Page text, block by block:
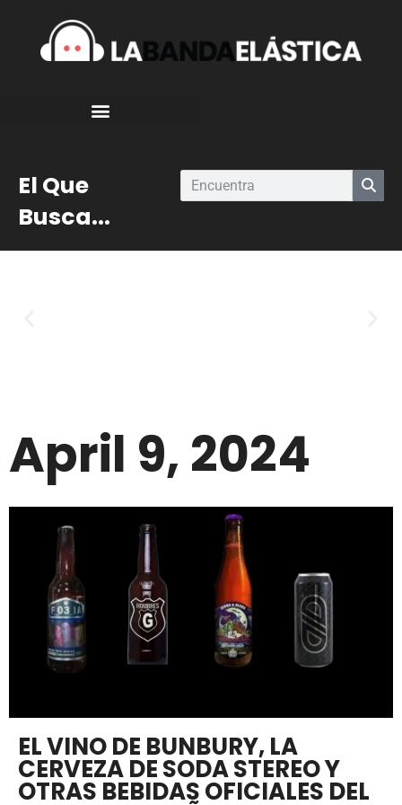
El Que
Busca...
April 9, 2024
EL VINO DE BUNBURY, LA
CERVEZA DE SODA STEREO Y
OTRAS BEBIDAS OFICIALES DEL